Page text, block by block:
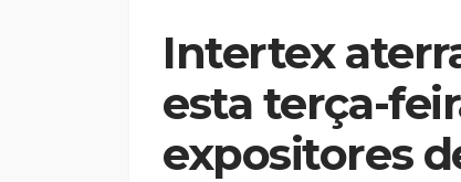
Intertex
esta terça-
expositores